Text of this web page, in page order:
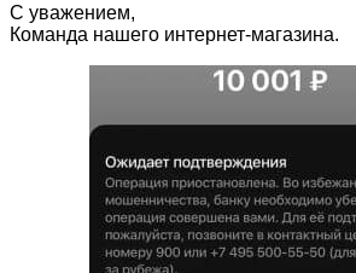
С уважением,
Команда нашего интернет-магазина.